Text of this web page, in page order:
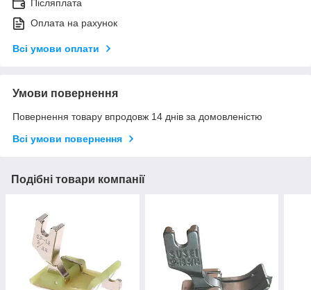
Післяплата
Оплата на рахунок
Всі умови оплати
Умови повернення
Повернення товару впродовж 14 днів за домовленістю
Всі умови повернення
Подібні товари компанії